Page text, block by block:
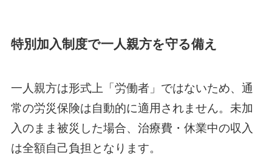
特別加入制度で一人親方を守る備え
一人親方は形式上「労働者」ではないため、通
常の労災保険は自動的に適用されません。未加
入のまま被災した場合、治療費・休業中の収入
は全額自己負担となります。